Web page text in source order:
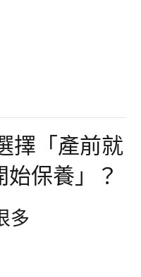
擇「產前就
保養」？
多